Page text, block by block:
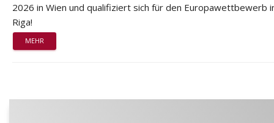
2026 in Wien und qualifiziert sich für den Europawettbewerb
Riga!
MEHR